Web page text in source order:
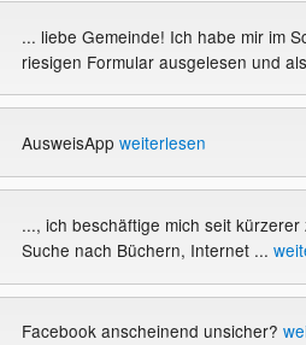
... liebe Gemeinde! Ich habe mir im
riesigen Formular ausgelesen und
AusweisApp weiterlesen
..., ich beschäftige mich seit kürzerer
Suche nach Büchern, Internet ...
Facebook anscheinend unsicher?